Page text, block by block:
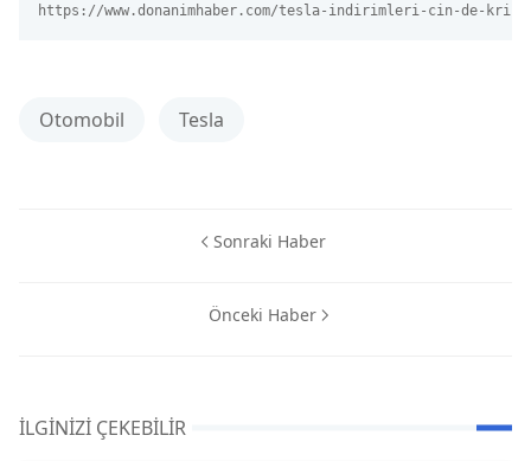
https://www.donanimhaber.com/tesla-indirimleri-cin-de-
Otomobil Tesla
Sonraki Haber
Önceki Haber
İLGINIZI ÇEKEBILIR